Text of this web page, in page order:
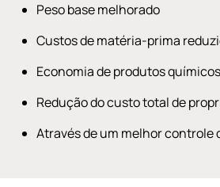
Peso base melhorado
Custos de matéria-prima
Economia de produtos químicos
Redução do custo total de
Através de um melhor controle